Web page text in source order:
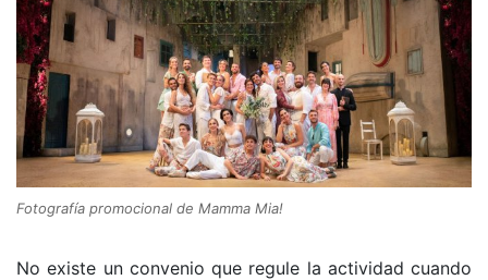
Fotografía promocional de Mamma Mia!
No existe un convenio que regule la actividad cuando